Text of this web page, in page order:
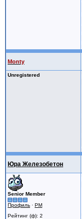
Monty
Unregistered
Юра Железобетон
Senior Member
Профиль · PM
Рейтинг (ф): 2